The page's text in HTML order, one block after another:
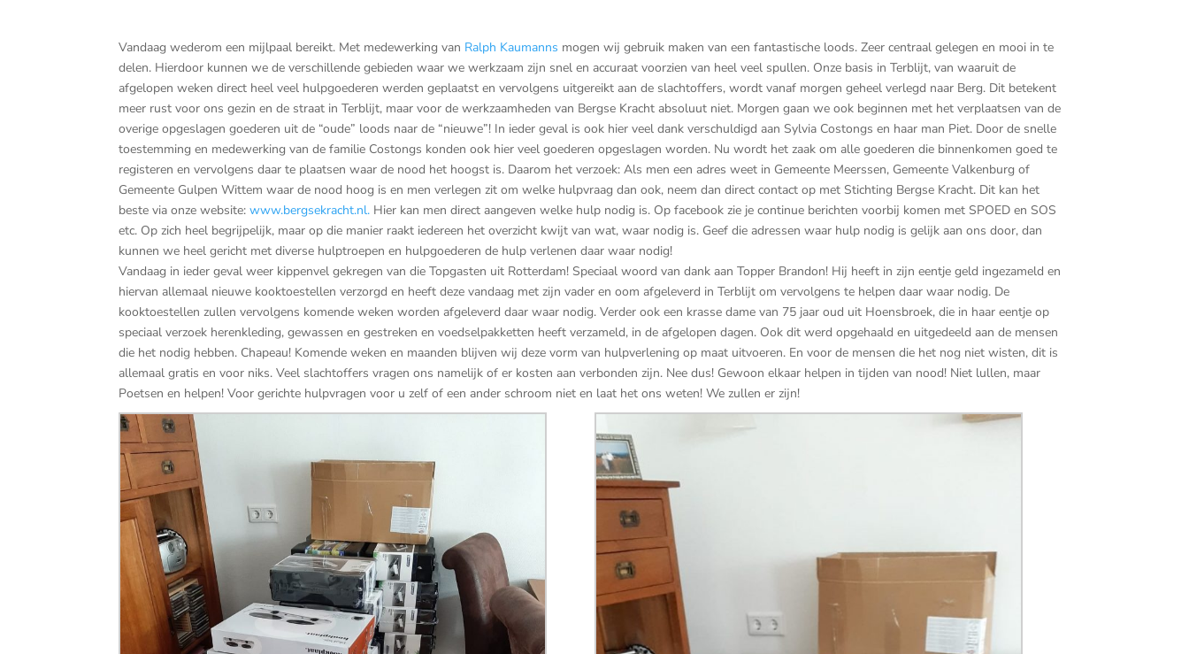
Vandaag wederom een mijlpaal bereikt. Met medewerking van Ralph Kaumanns mogen wij gebruik maken van een fantastische loods. Zeer centraal gelegen en mooi in te
delen. Hierdoor kunnen we de verschillende gebieden waar we werkzaam zijn snel en accuraat voorzien van heel veel spullen. Onze basis in Terblijt, van waaruit de
afgelopen weken direct heel veel hulpgoederen werden geplaatst en vervolgens uitgereikt aan de slachtoffers, wordt vanaf morgen geheel verlegd naar Berg. Dit betekent
meer rust voor ons gezin en de straat in Terblijt, maar voor de werkzaamheden van Bergse Kracht absoluut niet. Morgen gaan we ook beginnen met het verplaatsen van de
overige opgeslagen goederen uit de “oude” loods naar de “nieuwe”! In ieder geval is ook hier veel dank verschuldigd aan Sylvia Costongs en haar man Piet. Door de snelle
toestemming en medewerking van de familie Costongs konden ook hier veel goederen opgeslagen worden. Nu wordt het zaak om alle goederen die binnenkomen goed te
registeren en vervolgens daar te plaatsen waar de nood het hoogst is. Daarom het verzoek: Als men een adres weet in Gemeente Meerssen, Gemeente Valkenburg of
Gemeente Gulpen Wittem waar de nood hoog is en men verlegen zit om welke hulpvraag dan ook, neem dan direct contact op met Stichting Bergse Kracht. Dit kan het
beste via onze website:www.bergsekracht.nl. Hier kan men direct aangeven welke hulp nodig is. Op facebook zie je continue berichten voorbij komen met SPOED en SOS
etc. Op zich heel begrijpelijk, maar op die manier raakt iedereen het overzicht kwijt van wat, waar nodig is. Geef die adressen waar hulp nodig is gelijk aan ons door, dan
kunnen we heel gericht met diverse hulptroepen en hulpgoederen de hulp verlenen daar waar nodig!
Vandaag in ieder geval weer kippenvel gekregen van die Topgasten uit Rotterdam! Speciaal woord van dank aan Topper Brandon! Hij heeft in zijn eentje geld ingezameld en
hiervan allemaal nieuwe kooktoestellen verzorgd en heeft deze vandaag met zijn vader en oom afgeleverd in Terblijt om vervolgens te helpen daar waar nodig. De
kooktoestellen zullen vervolgens komende weken worden afgeleverd daar waar nodig. Verder ook een krasse dame van 75 jaar oud uit Hoensbroek, die in haar eentje op
speciaal verzoek herenkleding, gewassen en gestreken en voedselpakketten heeft verzameld, in de afgelopen dagen. Ook dit werd opgehaald en uitgedeeld aan de mensen
die het nodig hebben. Chapeau! Komende weken en maanden blijven wij deze vorm van hulpverlening op maat uitvoeren. En voor de mensen die het nog niet wisten, dit is
allemaal gratis en voor niks. Veel slachtoffers vragen ons namelijk of er kosten aan verbonden zijn. Nee dus! Gewoon elkaar helpen in tijden van nood! Niet lullen, maar
Poetsen en helpen! Voor gerichte hulpvragen voor u zelf of een ander schroom niet en laat het ons weten! We zullen er zijn!